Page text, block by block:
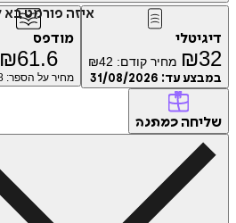
איזה פורמט בא לך?
₪ מחיר קודם: ₪42
עד:31/08/2026
מודפס
₪61.6
מחיר על הספר: ₪88
כמתנה